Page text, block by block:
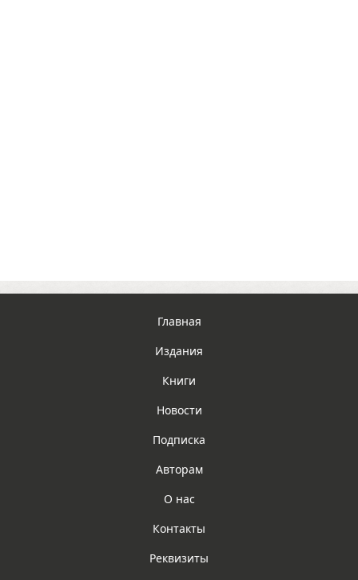
Главная
Издания
Книги
Новости
Подписка
Авторам
О нас
Контакты
Реквизиты